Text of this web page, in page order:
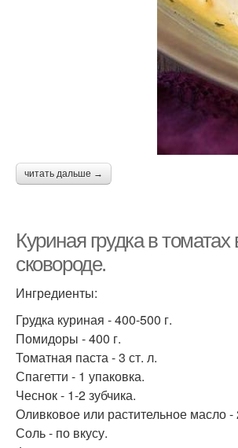
читать дальше →
Куриная грудка в
сковороде.
Ингредиенты:
Грудка куриная - 400-500 г.
Помидоры - 400 г.
Томатная паста - 3 ст. л.
Спагетти - 1 упаковка.
Чеснок - 1-2 зубчика.
Оливковое или растительное масло -
Соль - по вкусу.